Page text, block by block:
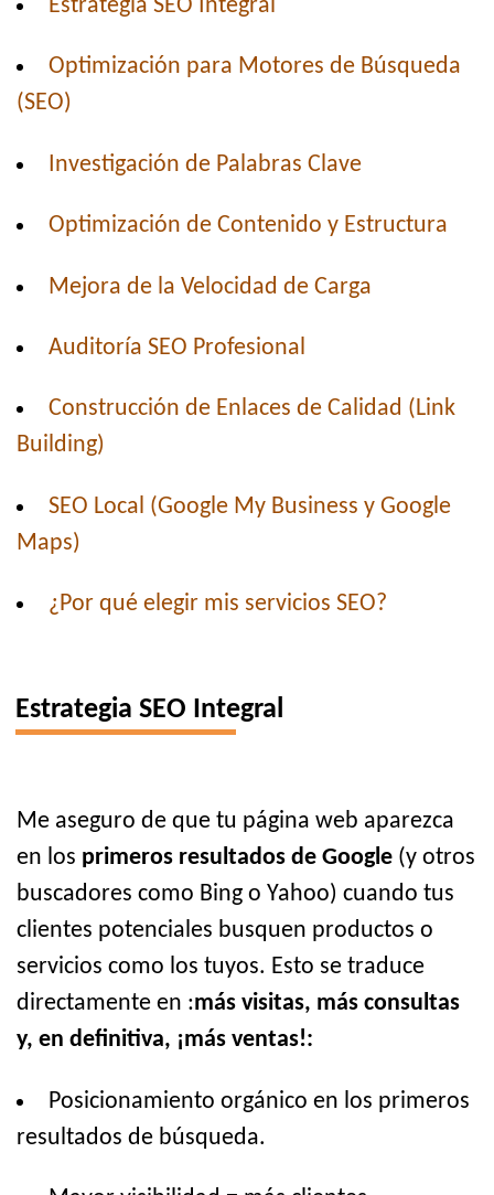
Estrategia SEO Integral
Optimización para Motores de Búsqueda
(SEO)
Investigación de Palabras Clave
Optimización de Contenido y Estructura
Mejora de la Velocidad de Carga
Auditoría SEO Profesional
Construcción de Enlaces de Calidad (Link
Building)
SEO Local (Google My Business y Google
Maps)
¿Por qué elegir mis servicios SEO?
Estrategia SEO Integral
Me aseguro de que tu página web aparezca
en los primeros resultados de Google (y otros
buscadores como Bing o Yahoo) cuando tus
clientes potenciales busquen productos o
servicios como los tuyos. Esto se traduce
directamente en :más visitas, más consultas
y, en definitiva, ¡más ventas!:
Posicionamiento orgánico en los primeros
resultados de búsqueda.